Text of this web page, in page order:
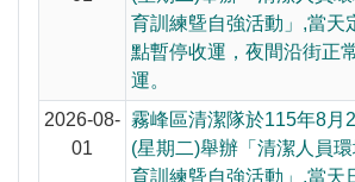
育訓練曁自強活動」,當天
點暫停收運，夜間沿街正
運。
2026-08-
01
霧峰區清潔隊於115年8月
(星期二)舉辦「清潔人員
育訓練曁自強活動」,當天